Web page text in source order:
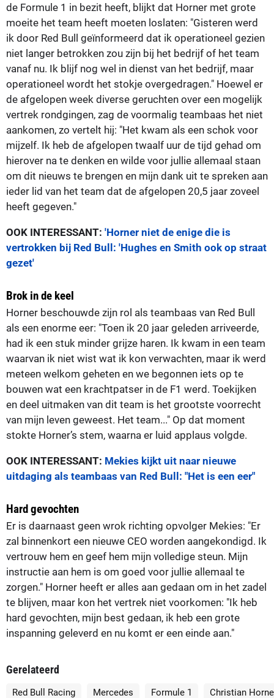
de Formule 1 in bezit heeft, blijkt dat Horner met grote
moeite het team heeft moeten loslaten: "Gisteren werd
ik door Red Bull geïnformeerd dat ik operationeel gezien
niet langer betrokken zou zijn bij het bedrijf of het team
vanaf nu. Ik blijf nog wel in dienst van het bedrijf, maar
operationeel wordt het stokje overgedragen." Hoewel er
de afgelopen week diverse geruchten over een mogelijk
vertrek rondgingen, zag de voormalig teambaas het niet
aankomen, zo vertelt hij: "Het kwam als een schok voor
mijzelf. Ik heb de afgelopen twaalf uur de tijd gehad om
hierover na te denken en wilde voor jullie allemaal staan
om dit nieuws te brengen en mijn dank uit te spreken aan
ieder lid van het team dat de afgelopen 20,5 jaar zoveel
heeft gegeven."
OOK INTERESSANT: 'Horner niet de enige die is
vertrokken bij Red Bull: 'Hughes en Smith ook op straat
gezet'
Brok in de keel
Horner beschouwde zijn rol als teambaas van Red Bull
als een enorme eer: "Toen ik 20 jaar geleden arriveerde,
had ik een stuk minder grijze haren. Ik kwam in een team
waarvan ik niet wist wat ik kon verwachten, maar ik werd
meteen welkom geheten en we begonnen iets op te
bouwen wat een krachtpatser in de F1 werd. Toekijken
en deel uitmaken van dit team is het grootste voorrecht
van mijn leven geweest. Het team..." Op dat moment
stokte Horner’s stem, waarna er luid applaus volgde.
OOK INTERESSANT: Mekies kijkt uit naar nieuwe
uitdaging als teambaas van Red Bull: "Het is een eer"
Hard gevochten
Er is daarnaast geen wrok richting opvolger Mekies: "Er
zal binnenkort een nieuwe CEO worden aangekondigd. Ik
vertrouw hem en geef hem mijn volledige steun. Mijn
instructie aan hem is om goed voor jullie allemaal te
zorgen." Horner heeft er alles aan gedaan om in het zadel
te blijven, maar kon het vertrek niet voorkomen: "Ik heb
hard gevochten, mijn best gedaan, ik heb een grote
inspanning geleverd en nu komt er een einde aan."
Gerelateerd
Red Bull Racing Mercedes Formule 1 Christian